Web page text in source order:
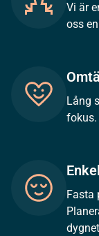
Vi är
oss
Lång
fokus.
Fasta